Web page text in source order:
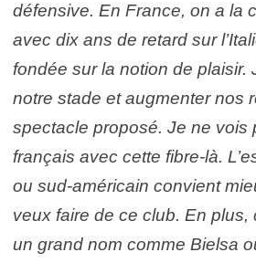
défensive. En France, on a la
avec dix ans de retard sur
fondée sur la notion de plaisir.
notre stade et augmenter nos
spectacle proposé. Je ne vois
français avec cette fibre-là.
ou sud-américain convient
veux faire de ce club. En plus,
un grand nom comme Bielsa